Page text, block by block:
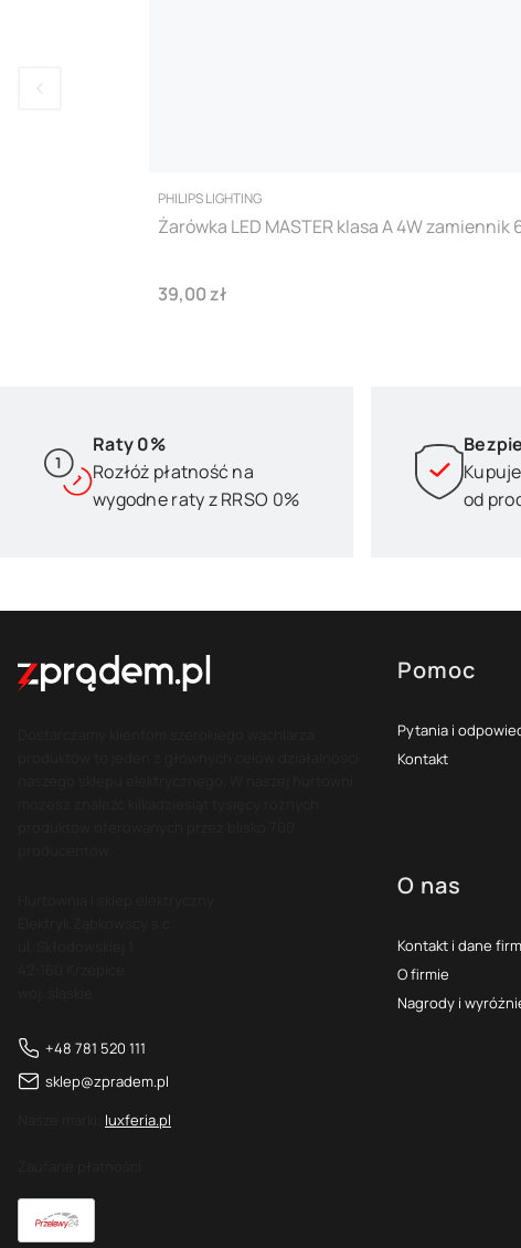
PRODUCENT
PHILIPS LIGHTING
Żarówka LED MASTER klasa A 4W
Cena
39,00 zł
Raty 0%
Rozłóż płatność na
wygodne raty z RRSO 0%
od
+48 781 520 111
sklep@zpradem.pl
luxferia.pl
Linki w
Pomoc
Pytania i
Kontakt
O nas
Kontakt i dane
O firmie
Nagrody i